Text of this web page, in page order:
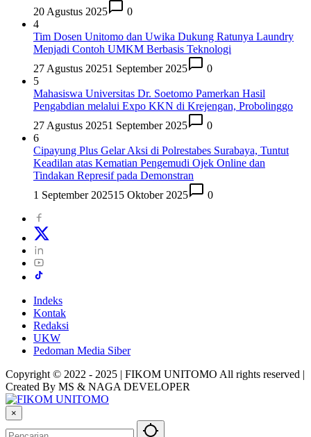
20 Agustus 2025
0
4
Tim Dosen Unitomo dan Uwika Dukung Ratunya Laundry
Menjadi Contoh UMKM Berbasis Teknologi
27 Agustus 20251 September 2025
0
5
Mahasiswa Universitas Dr. Soetomo Pamerkan Hasil
Pengabdian melalui Expo KKN di Krejengan, Probolinggo
27 Agustus 20251 September 2025
0
6
Cipayung Plus Gelar Aksi di Polrestabes Surabaya, Tuntut
Keadilan atas Kematian Pengemudi Ojek Online dan
Tindakan Represif pada Demonstran
1 September 202515 Oktober 2025 0
Indeks
Kontak
Redaksi
UKW
Pedoman Media Siber
Copyright © 2022 - 2025 | FIKOM UNITOMO All rights reserved |
Created By MS & NAGA DEVELOPER
×